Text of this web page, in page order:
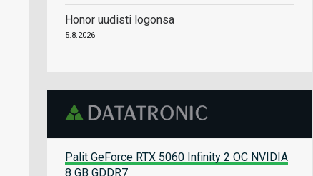
Honor uudisti logonsa
5.8.2026
Palit GeForce RTX 5060 Infinity 2 OC NVIDIA
8 GB GDDR7